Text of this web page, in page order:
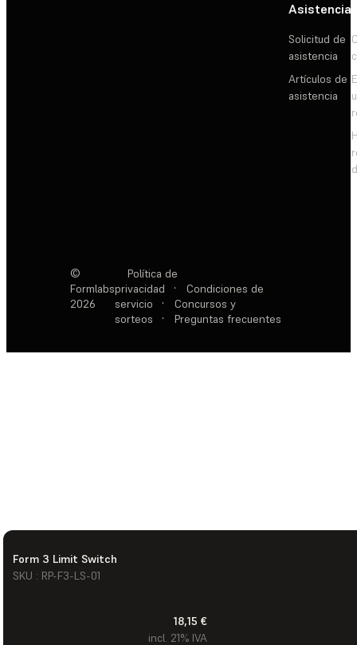
Form 3 Limit Switch
SKU : RP-F3-LS-01
18,15 €
incl. 21% IVA
Asistencia
Solicitud de
asistencia
Artículos de
asistencia
©
Formlabs
2026
Política de
privacidad
·
Condiciones de
servicio
·
Concursos y
sorteos
· Preguntas frecuentes